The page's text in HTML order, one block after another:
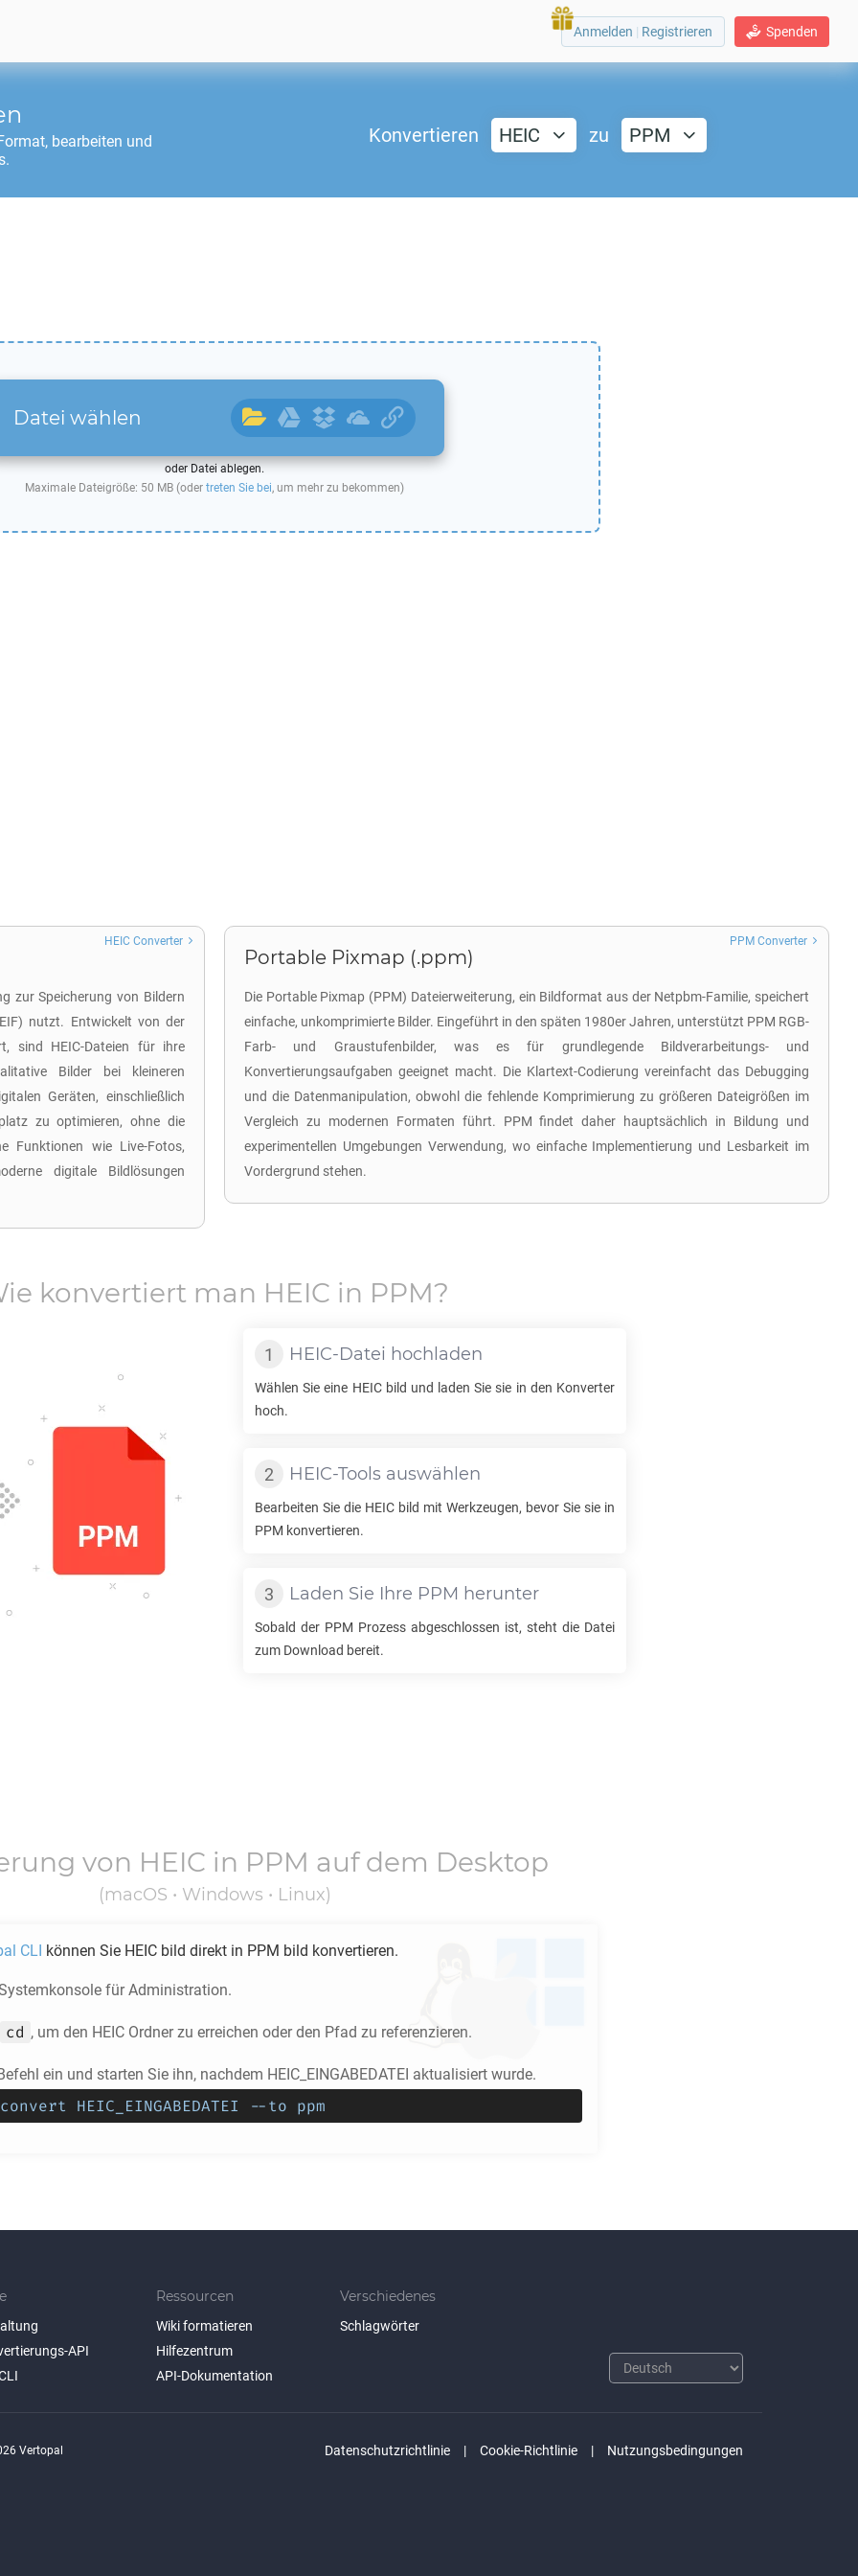
Spenden
Anmelden | Registrieren
bearbeiten und
Konvertieren HEIC zu PPM
Datei wählen
oder Datei ablegen.
Maximale Dateigröße: 50 MB (oder treten Sie bei, um mehr zu bekommen)
zur Speicherung von Bildern
nutzt. Entwickelt von der
sind HEIC-Dateien für ihre
Bilder bei kleineren
Geräten, einschließlich
zu optimieren, ohne die
Funktionen wie Live-Fotos,
digitale Bildlösungen
HEIC Converter
Portable Pixmap (.ppm)
Die Portable Pixmap (PPM) Dateierweiterung, ein Bildformat aus der Netpbm-Familie, speichert
einfache, unkomprimierte Bilder. Eingeführt in den späten 1980er Jahren, unterstützt PPM RGB-
Farb- und Graustufenbilder, was es für grundlegende Bildverarbeitungs- und
Konvertierungsaufgaben geeignet macht. Die Klartext-Codierung vereinfacht das Debugging
und die Datenmanipulation, obwohl die fehlende Komprimierung zu größeren Dateigrößen im
Vergleich zu modernen Formaten führt. PPM findet daher hauptsächlich in Bildung und
experimentellen Umgebungen Verwendung, wo einfache Implementierung und Lesbarkeit im
Vordergrund stehen.
PPM Converter
konvertiert man HEIC in PPM?
HEIC-Datei hochladen
Wählen Sie eine HEICbild und laden Sie sie in den Konverter
hoch.
HEIC-Tools auswählen
Bearbeiten Sie die HEIC bild mit Werkzeugen, bevor Sie sie in
PPM konvertieren.
Laden Sie Ihre PPM herunter
Sobald der PPM Prozess abgeschlossen ist, steht die Datei
zum Download bereit.
von HEIC in PPM auf dem Desktop
(macOS • Windows • Linux)
CLI können Sie HEIC bild direkt in PPM bild konvertieren.
für Administration.
cd , um den HEIC Ordner zu erreichen oder den Pfad zu referenzieren.
ein und starten Sie ihn, nachdem HEIC_EINGABEDATEI aktualisiert wurde.
HEIC_EINGABEDATEI --to ppm
API
Ressourcen
Wiki formatieren
Hilfezentrum
API-Dokumentation
Verschiedenes
Schlagwörter
Datenschutzrichtlinie Cookie-Richtlinie Nutzungsbedingungen
Vertopal